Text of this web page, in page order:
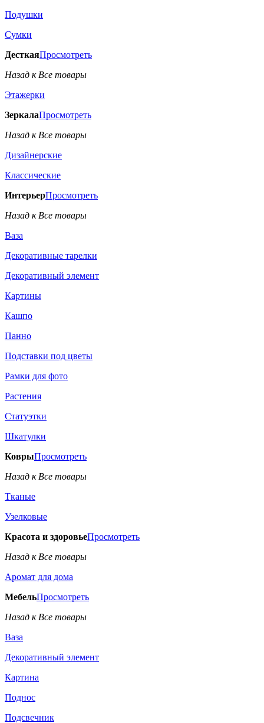
Подушки
Сумки
ДесткаяПросмотреть
Назад к Все товары
Этажерки
ЗеркалаПросмотреть
Назад к Все товары
Дизайнерские
Классические
ИнтерьерПросмотреть
Назад к Все товары
Ваза
Декоративные тарелки
Декоративный элемент
Картины
Кашпо
Панно
Подставки под цветы
Рамки для фото
Растения
Статуэтки
Шкатулки
КоврыПросмотреть
Назад к Все товары
Тканые
Узелковые
Красота и здоровьеПросмотреть
Назад к Все товары
Аромат для дома
МебельПросмотреть
Назад к Все товары
Ваза
Декоративный элемент
Картина
Поднос
Подсвечник